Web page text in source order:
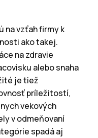
na vzťah firmy k
ako takej.
na zdravie
alebo snaha
je tiež
príležitostí,
vekových
v odmeňovaní
spadá aj